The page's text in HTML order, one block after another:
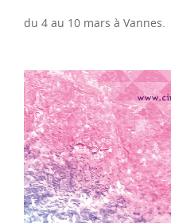
du 4 au 10 mars à Vannes.